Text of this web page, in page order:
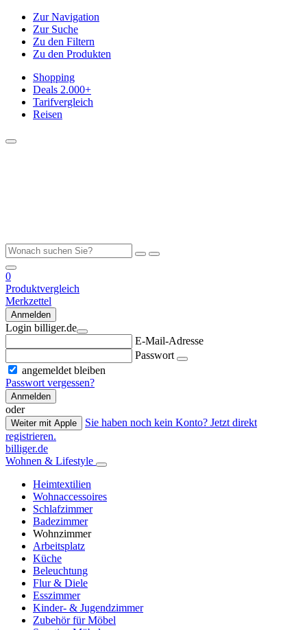
Zur Navigation
Zur Suche
Zu den Filtern
Zu den Produkten
Shopping
Deals 2.000+
Tarifvergleich
Reisen
0
Produktvergleich
Merkzettel
Anmelden
Login billiger.de
E-Mail-Adresse
Passwort
angemeldet bleiben
Passwort vergessen?
Anmelden
oder
Weiter mit Apple
Sie haben noch kein Konto? Jetzt direkt
registrieren.
billiger.de
Wohnen & Lifestyle
Heimtextilien
Wohnaccessoires
Schlafzimmer
Badezimmer
Wohnzimmer
Arbeitsplatz
Küche
Beleuchtung
Flur & Diele
Esszimmer
Kinder- & Jugendzimmer
Zubehör für Möbel